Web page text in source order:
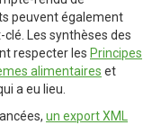
peuvent également
Les synthèses des
respecter les Principes
alimentaires et
a eu lieu.
un export XML